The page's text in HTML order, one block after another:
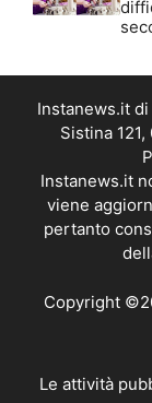
Instanews.it di
Sistina
Instanews.it
viene
pertanto
Copyright
Le attività